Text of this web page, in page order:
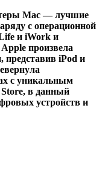
Mac — лучшие
с операционной
и iWork и
произвела
iPod и
с уникальным
в данный
устройств и